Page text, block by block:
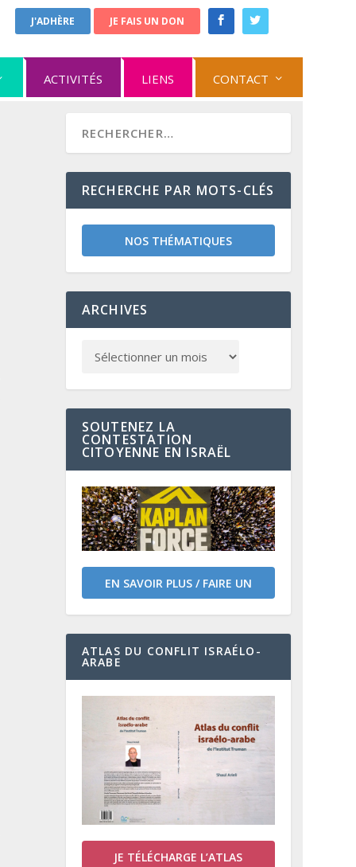
J'ADHÈRE JE FAIS UN DON
ACTIVITÉS LIENS CONTACT
RECHERCHE PAR MOTS-CLÉS
NOS THÉMATIQUES
ARCHIVES
SOUTENEZ LA
CONTESTATION
CITOYENNE EN ISRAËL
EN SAVOIR PLUS / FAIRE UN
DON
ATLAS DU CONFLIT ISRAÉLO-
ARABE
JE TÉLÉCHARGE L’ATLAS